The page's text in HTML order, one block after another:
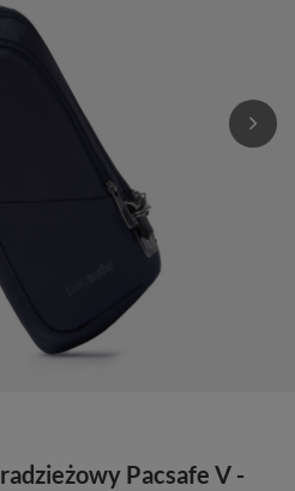
Pacsafe V -